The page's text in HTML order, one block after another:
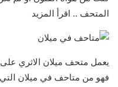
المتحف .. اقرأ المزيد
يعمل متحف ميلان الاثري على
فهو من متاحف في ميلان